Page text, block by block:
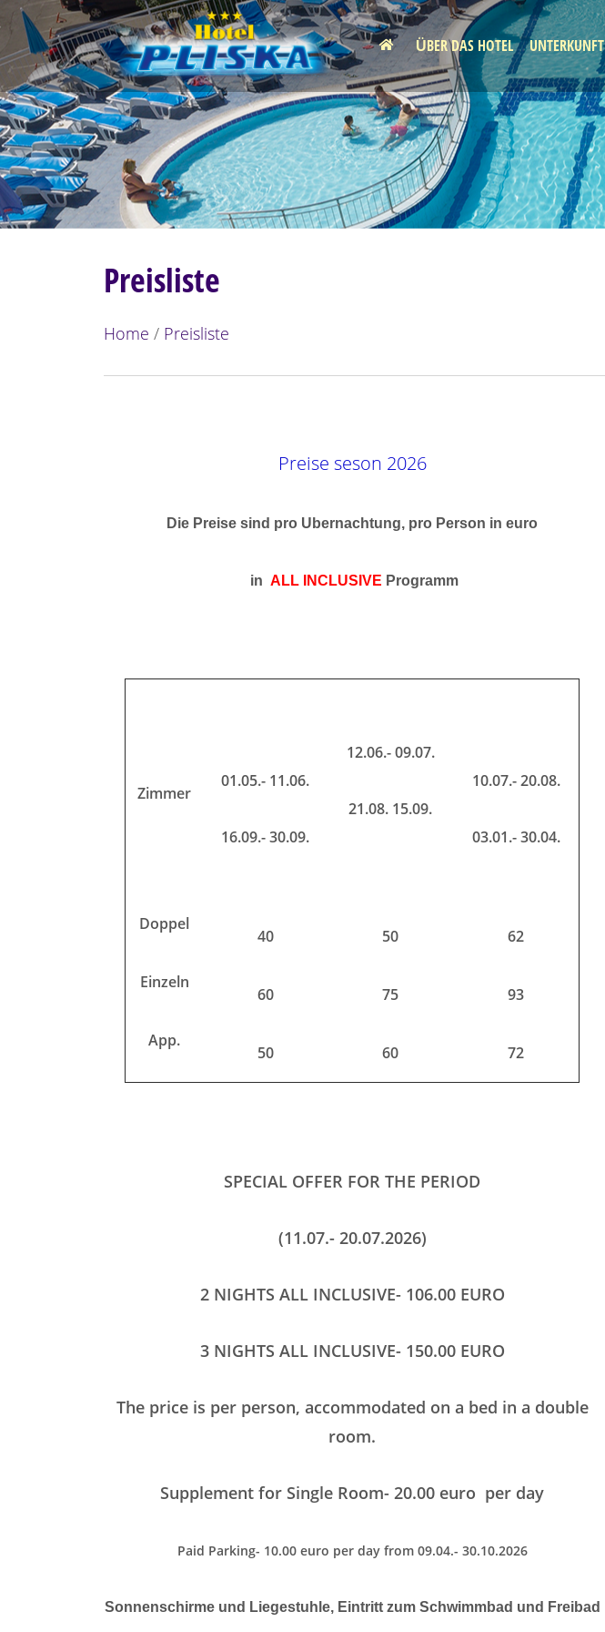
ÜBER DAS HOTEL UNTERKUNFT
Preisliste
Home / Preisliste
Preise seson 2026
Die Preise sind pro Ubernachtung, pro Person in euro
in ALL INCLUSIVE Programm
Zimmer
01.05.- 11.06.
16.09.- 30.09.
12.06.- 09.07.
21.08. 15.09.
10.07.- 20.08.
03.01.- 30.04.
Doppel
40 50 62
Einzeln
60 75 93
App.
50 60 72
SPECIAL OFFER FOR THE PERIOD
(11.07.- 20.07.2026)
2 NIGHTS ALL INCLUSIVE- 106.00 EURO
3 NIGHTS ALL INCLUSIVE- 150.00 EURO
The price is per person, accommodated on a bed in a double
room.
Supplement for Single Room- 20.00 euro per day
Paid Parking- 10.00 еuro per day from 09.04.- 30.10.2026
Sonnenschirme und Liegestuhle, Eintritt zum Schwimmbad und Freibad